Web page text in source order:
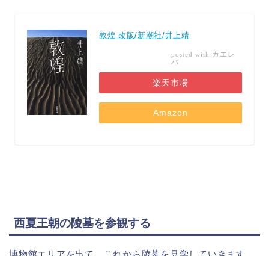
敦煌 改版/新潮社/井上靖
posted with カエレ
バ
楽天市場
Amazon
西夏王朝の陵墓を参観する
博物館エリアを出て、これから陵墓を見学していきます。